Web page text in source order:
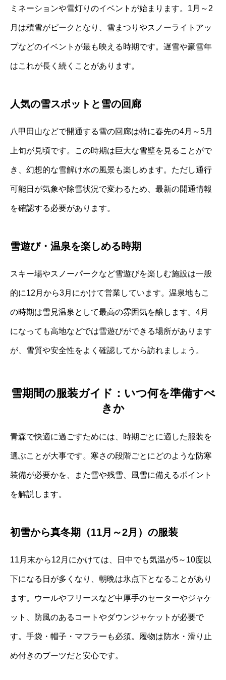
ミネーションや雪灯りのイベントが始まります。1月～2
月は積雪がピークとなり、雪まつりやスノーライトアッ
プなどのイベントが最も映える時期です。遅雪や豪雪年
はこれが長く続くことがあります。
人気の雪スポットと雪の回廊
八甲田山などで開通する雪の回廊は特に春先の4月～5月
上旬が見頃です。この時期は巨大な雪壁を見ることがで
き、幻想的な雪解け水の風景も楽しめます。ただし通行
可能日が気象や除雪状況で変わるため、最新の開通情報
を確認する必要があります。
雪遊び・温泉を楽しめる時期
スキー場やスノーパークなど雪遊びを楽しむ施設は一般
的に12月から3月にかけて営業しています。温泉地もこ
の時期は雪見温泉として最高の雰囲気を醸します。4月
になっても高地などでは雪遊びができる場所があります
が、雪質や安全性をよく確認してから訪れましょう。
雪期間の服装ガイド：いつ何を準備すべ
きか
青森で快適に過ごすためには、時期ごとに適した服装を
選ぶことが大事です。寒さの段階ごとにどのような防寒
装備が必要かを、また雪や残雪、風雪に備えるポイント
を解説します。
初雪から真冬期（11月～2月）の服装
11月末から12月にかけては、日中でも気温が5～10度以
下になる日が多くなり、朝晩は氷点下となることがあり
ます。ウールやフリースなど中厚手のセーターやジャケ
ット、防風のあるコートやダウンジャケットが必要で
す。手袋・帽子・マフラーも必須。履物は防水・滑り止
め付きのブーツだと安心です。